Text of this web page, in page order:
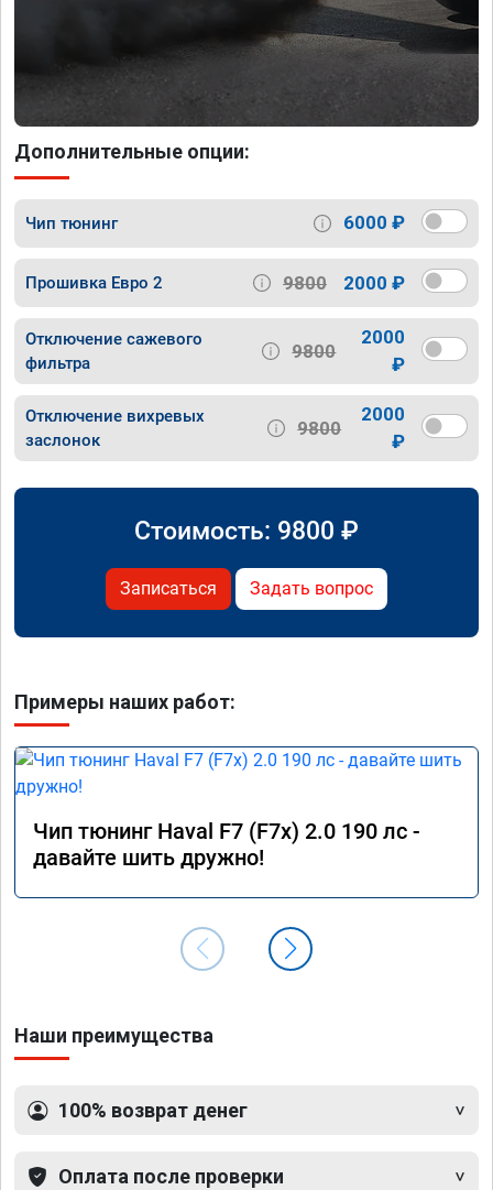
Дополнительные опции:
Чип тюнинг 6000 ₽
Прошивка Евро 2 9800 2000 ₽
Отключение сажевого
фильтра
9800
2000
₽
Отключение вихревых
заслонок
9800
2000
₽
Стоимость: 9800 ₽
Записаться Задать вопрос
Примеры наших работ:
Чип тюнинг Haval F7 (F7x) 2.0 190 лс -
давайте шить дружно!
Наши преимущества
100% возврат денег
Оплата после проверки